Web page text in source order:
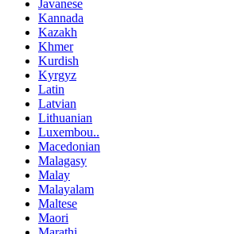
Javanese
Kannada
Kazakh
Khmer
Kurdish
Kyrgyz
Latin
Latvian
Lithuanian
Luxembou..
Macedonian
Malagasy
Malay
Malayalam
Maltese
Maori